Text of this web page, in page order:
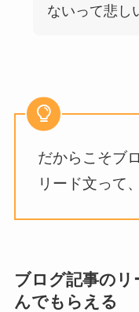
ないって悲し
だからこそブ
リード文って
ブログ記事の
んでもらえる